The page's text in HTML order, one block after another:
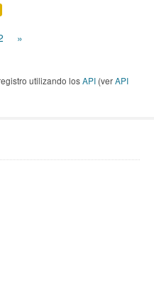
»
utilizando losAPI (verAPI